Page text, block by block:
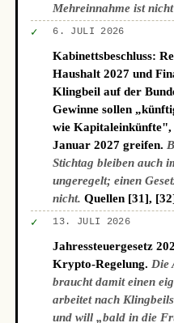
Mehreinnahme ist
✓ 6. JULI 2026
Kabinettsbeschluss:
Haushalt 2027 und
Klingbeil auf der
Gewinne sollen
wie Kapitaleinkünfte",
Januar 2027 greifen.
Stichtag bleiben auch
ungeregelt; einen
nicht. Quellen [31],
✓ 13. JULI 2026
Jahressteuergesetz
Krypto-Regelung. Die
braucht damit einen
arbeitet nach
und will „bald in die